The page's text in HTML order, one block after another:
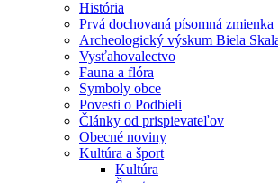
História
Prvá dochovaná písomná zmienka
Archeologický výskum Biela
Vysťahovalectvo
Fauna a flóra
Symboly obce
Povesti o Podbieli
Články od prispievateľov
Obecné noviny
Kultúra a šport
Kultúra